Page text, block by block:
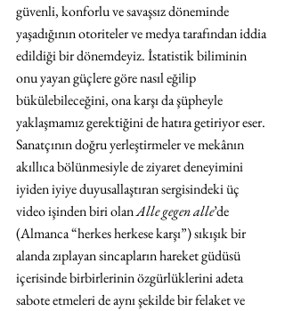
güvenli, konforlu ve savaşsız döneminde
yaşadığının otoriteler ve medya tarafından iddia
edildiği bir dönemdeyiz. İstatistik biliminin
onu yayan güçlere göre nasıl eğilip
bükülebileceğini, ona karşı da şüpheyle
yaklaşmamız gerektiğini de hatıra getiriyor eser.
Sanatçının doğru yerleştirmeler ve mekânın
akıllıca bölünmesiyle de ziyaret deneyimini
iyiden iyiye duyusallaştıran sergisindeki üç
video işinden biri olan Alle gegen alle’de
(Almanca “herkes herkese karşı”) sıkışık bir
alanda zıplayan sincapların hareket güdüsü
içerisinde birbirlerinin özgürlüklerini adeta
sabote etmeleri de aynı şekilde bir felaket ve